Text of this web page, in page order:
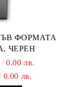
ФОРМАТА
ЧЕРЕН
0.00 лв.
0.00 лв.